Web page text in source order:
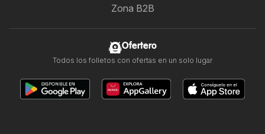
Zona B2B
Ofertero
Todos los folletos con ofertas en un solo lugar